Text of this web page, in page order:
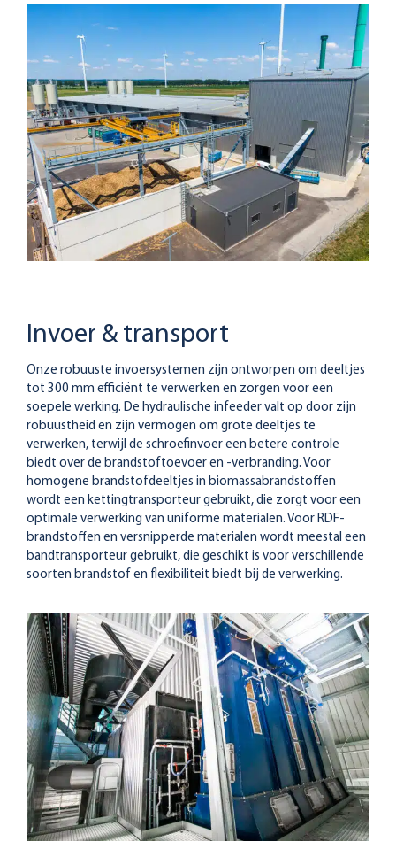
Invoer & transport
Onze robuuste invoersystemen zijn ontworpen om deeltjes
tot 300 mm efficiënt te verwerken en zorgen voor een
soepele werking. De hydraulische infeeder valt op door zijn
robuustheid en zijn vermogen om grote deeltjes te
verwerken, terwijl de schroefinvoer een betere controle
biedt over de brandstoftoevoer en -verbranding. Voor
homogene brandstofdeeltjes in biomassabrandstoffen
wordt een kettingtransporteur gebruikt, die zorgt voor een
optimale verwerking van uniforme materialen. Voor RDF-
brandstoffen en versnipperde materialen wordt meestal een
bandtransporteur gebruikt, die geschikt is voor verschillende
soorten brandstof en flexibiliteit biedt bij de verwerking.